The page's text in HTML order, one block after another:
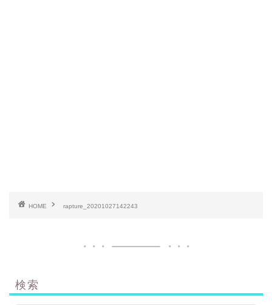
HOME rapture_20201027142243
検索